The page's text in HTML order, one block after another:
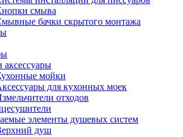
смыва
бачки скрытого монтажа
мойки
для кухонных моек
отходов
элементы душевых систем
душ